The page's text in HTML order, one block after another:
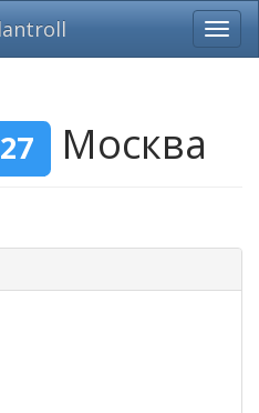
27 Москва